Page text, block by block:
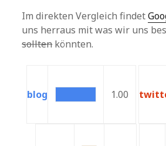
Im direkten Vergleich findet
uns herraus mit was wir uns
solltenkönnten.
blog 1.00